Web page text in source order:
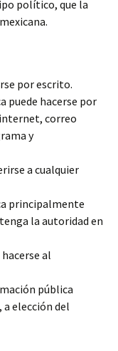
político, que la
por escrito.
puede hacerse por
correo
y
a cualquier
principalmente
la autoridad en
al
pública
a elección del